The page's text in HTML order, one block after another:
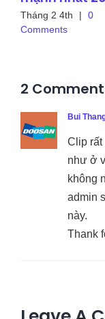
Tháng 2 4th |
0
Comments
2
Bui
Clip
như ở
không
admin
này.
Thank